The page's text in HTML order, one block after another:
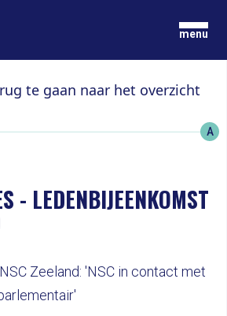
menu
te gaan naar het overzicht
A
- LEDENBIJEENKOMST
Zeeland: 'NSC in contact met